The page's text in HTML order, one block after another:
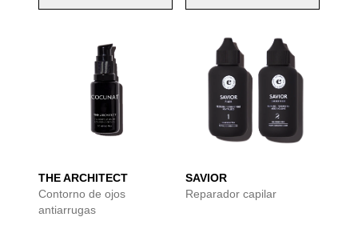
THE ARCHITECT
Contorno de ojos
antiarrugas
SAVIOR
Reparador capilar